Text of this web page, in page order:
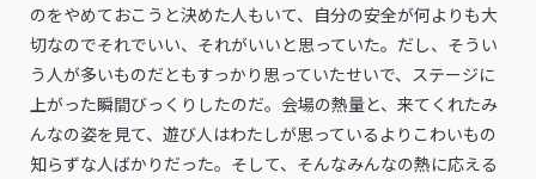
のをやめておこうと決めた人もいて、自分の安全が何よりも大
切なのでそれでいい、それがいいと思っていた。だし、そうい
う人が多いものだともすっかり思っていたせいで、ステージに
上がった瞬間びっくりしたのだ。会場の熱量と、来てくれたみ
んなの姿を見て、遊び人はわたしが思っているよりこわいもの
知らずな人ばかりだった。そして、そんなみんなの熱に応える